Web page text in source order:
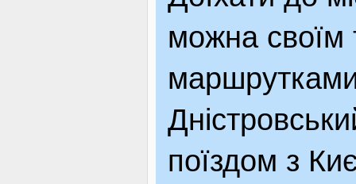
можна своїм
поїздом з